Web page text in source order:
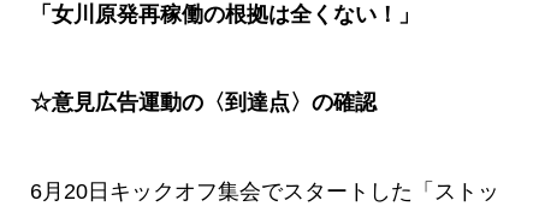
「女川原発再稼働の根拠は全くない！」
☆意見広告運動の〈到達点〉の確認
6月20日キックオフ集会でスタートした「ストッ